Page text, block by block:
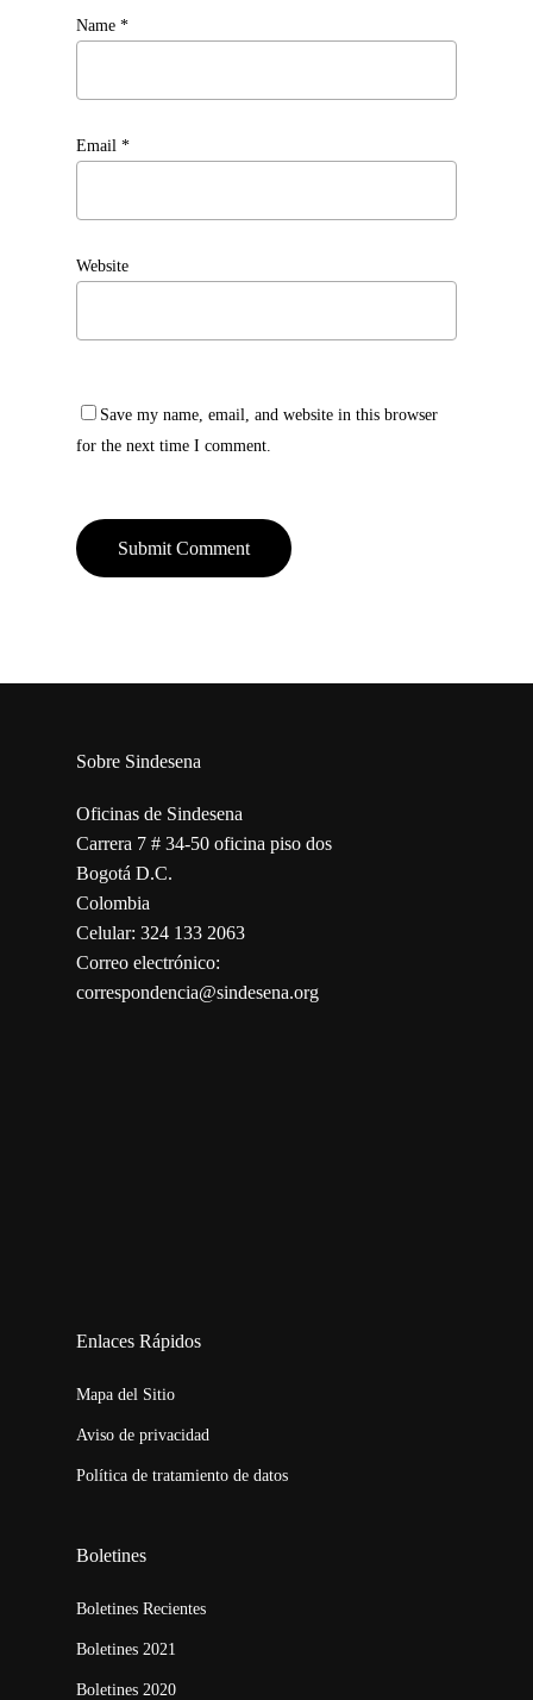
Name *
Email *
Website
Save my name, email, and website in this browser
for the next time I comment.
Sobre Sindesena
Oficinas de Sindesena
Carrera 7 # 34-50 oficina piso dos
Bogotá D.C.
Colombia
Celular: 324 133 2063
Correo electrónico:
correspondencia@sindesena.org
Enlaces Rápidos
Mapa del Sitio
Aviso de privacidad
Política de tratamiento de datos
Boletines
Boletines Recientes
Boletines 2021
Boletines 2020